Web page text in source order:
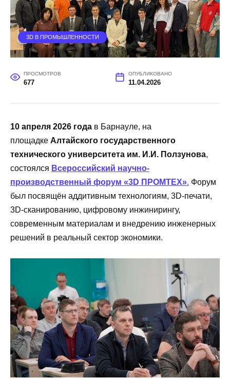
3D В ПРОМЫШЛЕННОСТИ
ПРОСМОТРОВ
677
ОПУБЛИКОВАНО
11.04.2026
10 апреля 2026 года в Барнауле, на
площадке Алтайского государственного
технического университета им. И.И. Ползунова,
состоялся Всероссийский научно-
производственный форум «3D ПРОМТЕХ». Форум
был посвящён аддитивным технологиям, 3D-печати,
3D-сканированию, цифровому инжинирингу,
современным материалам и внедрению инженерных
решений в реальный сектор экономики.